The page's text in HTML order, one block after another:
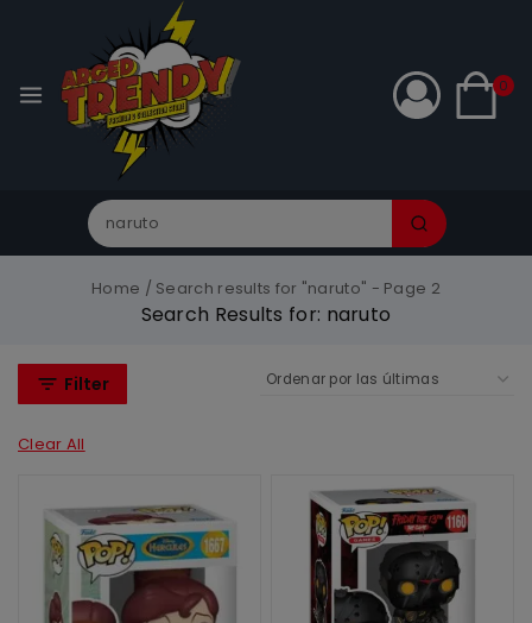
0
Home / Search results for "naruto" - Page 2
Search Results for: naruto
Filter
Clear All